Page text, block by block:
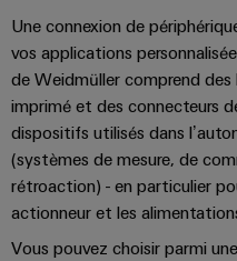
de
données
et
produits
pour
les
centres
de
données
Câblage
d'installation
Smart
Armoire
de
distribution
Building
et
composants
Câbles
de
raccordement,
câbles
patch
et
numérique
Weidmüller
Configurator
Services
de
connecteurs
pour
Magazine
client
Ressources
humaines
Notre
direction
Carrière
Conseil et support
Une connexion de
vos applications
de Weidmüller comprend
imprimé et des connecteurs
dispositifs utilisés dans
(systèmes de mesure, de
rétroaction) - en particulier
actionneur et les
Vous pouvez choisir parmi